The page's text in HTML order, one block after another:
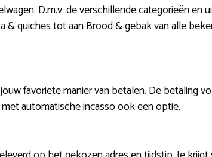
D.m.v. de verschillende categorieën
& quiches tot aan Brood & gebak van alle
favoriete manier van betalen. De betaling
automatische incasso ook een optie.